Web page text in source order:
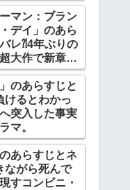
マン：ブラン
デイ」のあら
レ⁈4年ぶりの
大作で新章開
のあらすじと
けるとわかっ
突入した事実
マ。
あらすじとネ
ながら死んで
すコンビニ・